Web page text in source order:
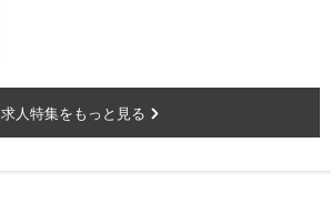
求人特集をもっと見る